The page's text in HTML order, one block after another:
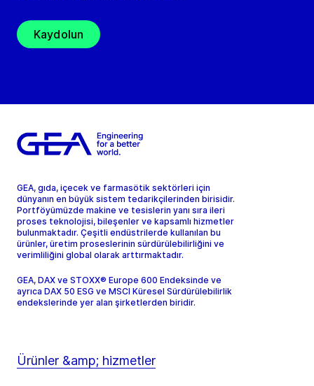
Kaydolun
GEA, gıda, içecek ve farmasötik sektörleri için
dünyanın en büyük sistem tedarikçilerinden birisidir.
Portföyümüzde makine ve tesislerin yanı sıra ileri
proses teknolojisi, bileşenler ve kapsamlı hizmetler
bulunmaktadır. Çeşitli endüstrilerde kullanılan bu
ürünler, üretim proseslerinin sürdürülebilirliğini ve
verimliliğini global olarak arttırmaktadır.
GEA, DAX ve STOXX® Europe 600 Endeksinde ve
ayrıca DAX 50 ESG ve MSCI Küresel Sürdürülebilirlik
endekslerinde yer alan şirketlerden biridir.
Ürünler &amp; hizmetler